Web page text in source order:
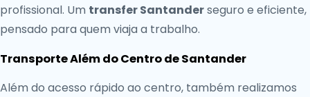
profissional. Um transfer Santanderseguro e eficiente,
pensado para quem viaja a trabalho.
Transporte Além do Centro de Santander
Além do acesso rápido ao centro, também realizamos